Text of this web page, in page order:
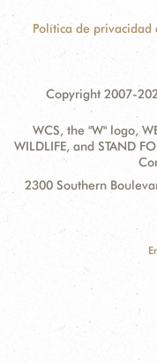
Política de privacidad
Copyright 2007-
WCS, the "W" logo,
WILDLIFE, and STAND
Contact
Address:
2300 Southern